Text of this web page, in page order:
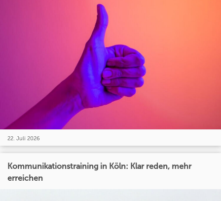
22. Juli 2026
Kommunikationstraining in Köln: Klar reden, mehr
erreichen